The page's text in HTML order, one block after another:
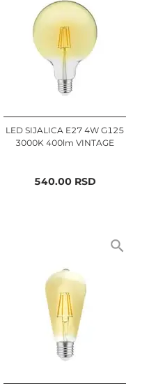
LED SIJALICA E27 4W G125
3000K 400lm VINTAGE
540.00RSD